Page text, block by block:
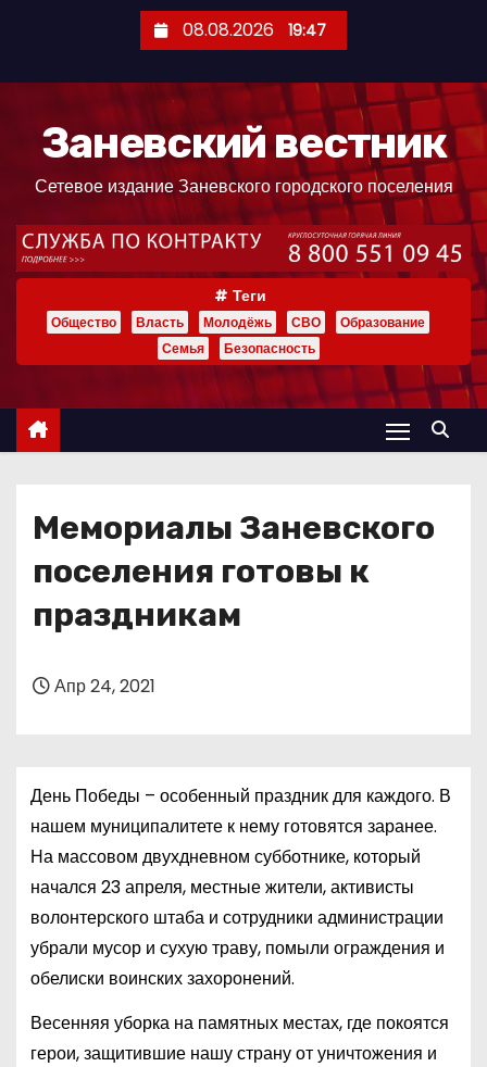
ж
08.08.2026 19:47
Заневский вестник
Сетевое издание Заневского городского поселения
Теги
Общество Власть Молодёжь СВО
Образование
Семья
Безопасность
Мемориалы Заневского
поселения готовы к
праздникам
Апр 24, 2021
День Победы – особенный праздник для каждого. В
нашем муниципалитете к нему готовятся заранее.
На массовом двухдневном субботнике, который
начался 23 апреля, местные жители, активисты
волонтерского штаба и сотрудники администрации
убрали мусор и сухую траву, помыли ограждения и
обелиски воинских захоронений.
Весенняя уборка на памятных местах, где покоятся
герои, защитившие нашу страну от уничтожения и